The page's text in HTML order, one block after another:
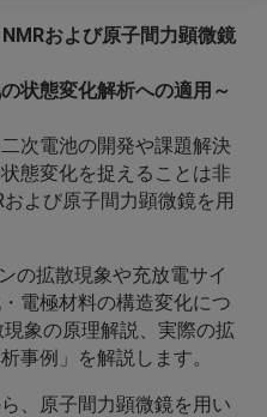
および原子間力顕微鏡
状態変化解析への適用～
次電池の開発や課題解決
態変化を捉えることは非
よび原子間力顕微鏡を用
の拡散現象や充放電サイ
電極材料の構造変化につ
象の原理解説、実際の拡
事例」を解説します。
、原子間力顕微鏡を用い